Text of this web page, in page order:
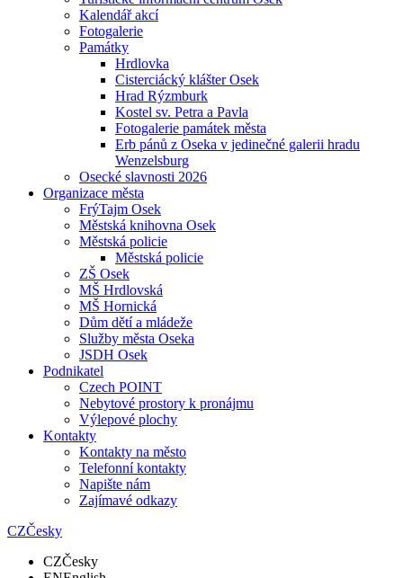
Kalendář akcí
Fotogalerie
Památky
Hrdlovka
Cisterciácký klášter Osek
Hrad Rýzmburk
Kostel sv. Petra a Pavla
Fotogalerie památek města
Erb pánů z Oseka v jedinečné galerii hradu
Wenzelsburg
Osecké slavnosti 2026
Organizace města
FrýTajm Osek
Městská knihovna Osek
Městská policie
Městská policie
ZŠ Osek
MŠ Hrdlovská
MŠ Hornická
Dům dětí a mládeže
Služby města Oseka
JSDH Osek
Podnikatel
Czech POINT
Nebytové prostory k pronájmu
Výlepové plochy
Kontakty
Kontakty na město
Telefonní kontakty
Napište nám
Zajímavé odkazy
CZČesky
CZČesky